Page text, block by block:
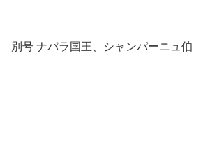
別号 ナバラ国王、シャンパーニュ伯